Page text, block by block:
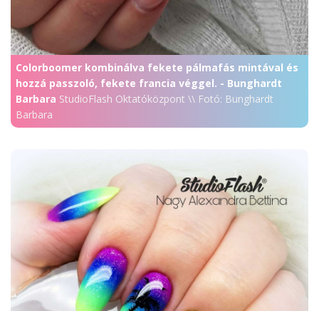
Colorboomer kombinálva fekete pálmafás mintával és
hozzá passzoló, fekete francia véggel. - Bunghardt
Barbara StudioFlash Oktatóközpont \\ Fotó: Bunghardt
Barbara